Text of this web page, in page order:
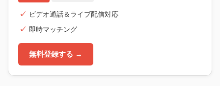
ビデオ通話＆ライブ配信対応
即時マッチング
無料登録する →